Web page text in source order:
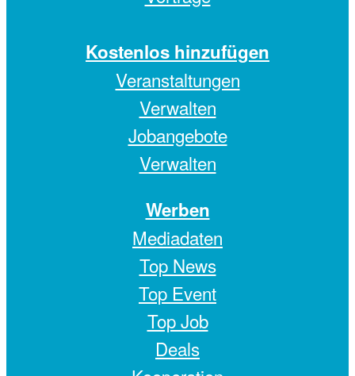
Kostenlos hinzufügen
Veranstaltungen
Verwalten
Jobangebote
Verwalten
Werben
Mediadaten
Top News
Top Event
Top Job
Deals